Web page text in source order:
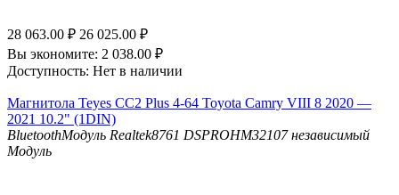
28 063.00 ₽ 26 025.00 ₽
Вы экономите: 2 038.00 ₽
Доступность: Нет в наличии
Магнитола Teyes CC2 Plus 4-64 Toyota Camry VIII 8 2020 —
2021 10.2" (1DIN)
BluetoothМодуль Realtek8761 DSPROHM32107 независимый
Модуль